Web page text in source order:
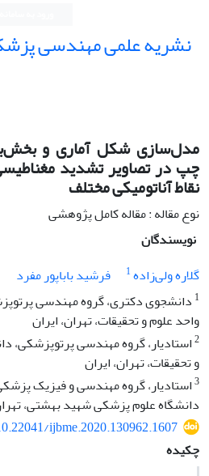
نشریه علمی مهندسی
مدل‌سازی شکل آماری و
چپ در تصاویر تشدید
نقاط آناتومیکی مختلف
نوع مقاله : مقاله کامل پژوهشی
نویسندگان
گلاره ولی‌زاده1 فرشید باباپور مفرد
1 دانشجوی دکتری، گروه مهندسی
واحد علوم و تحقیقات، تهران، ایران
2استادیار، گروه مهندسی پرتوپزشکی،
و تحقیقات، تهران، ایران
3استادیار، گروه مهندسی و فیزیک
دانشگاه علوم پزشکی شهید بهشتی،
ijbme.2020.130962.1607
چکیده